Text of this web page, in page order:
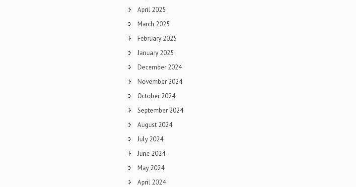
April 2025
March 2025
February 2025
January 2025
December 2024
November 2024
October 2024
September 2024
August 2024
July 2024
June 2024
May 2024
April 2024